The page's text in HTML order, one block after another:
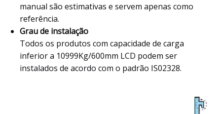
manual são estimativas e servem apenas como
referência.
Grau de instalação
Todos os produtos com capacidade de carga
inferior a 10999Kg/600mm LCD podem ser
instalados de acordo com o padrão IS02328.